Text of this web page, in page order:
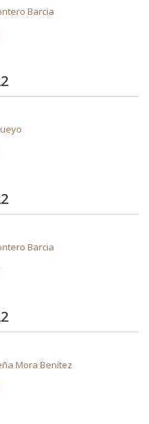
Barcia
Barcia
Mora Benítez